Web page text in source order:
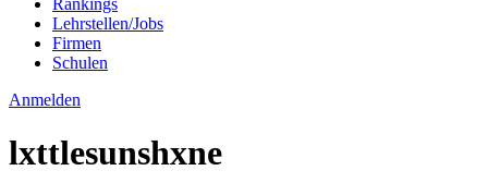
Rankings
Lehrstellen/Jobs
Firmen
Schulen
Anmelden
lxttlesunshxne